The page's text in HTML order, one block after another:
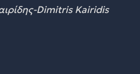
Dimitris Kairidis